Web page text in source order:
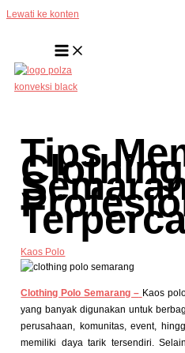
Lewati ke konten
Tips
Kaos Polo
Clothing Polo Semarang – Kaos
yang banyak digunakan untuk
perusahaan, komunitas, event,
memiliki daya tarik tersendiri.